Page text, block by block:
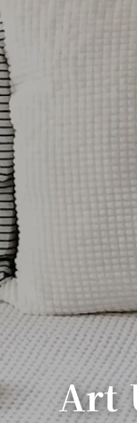
Art